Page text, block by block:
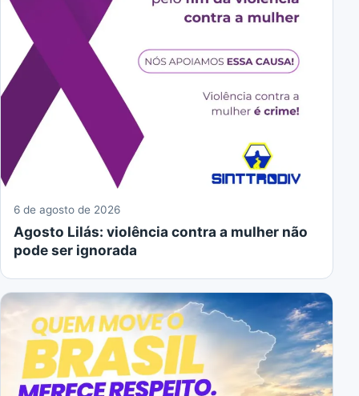
6 de agosto de 2026
Agosto Lilás: violência contra a mulher não
pode ser ignorada